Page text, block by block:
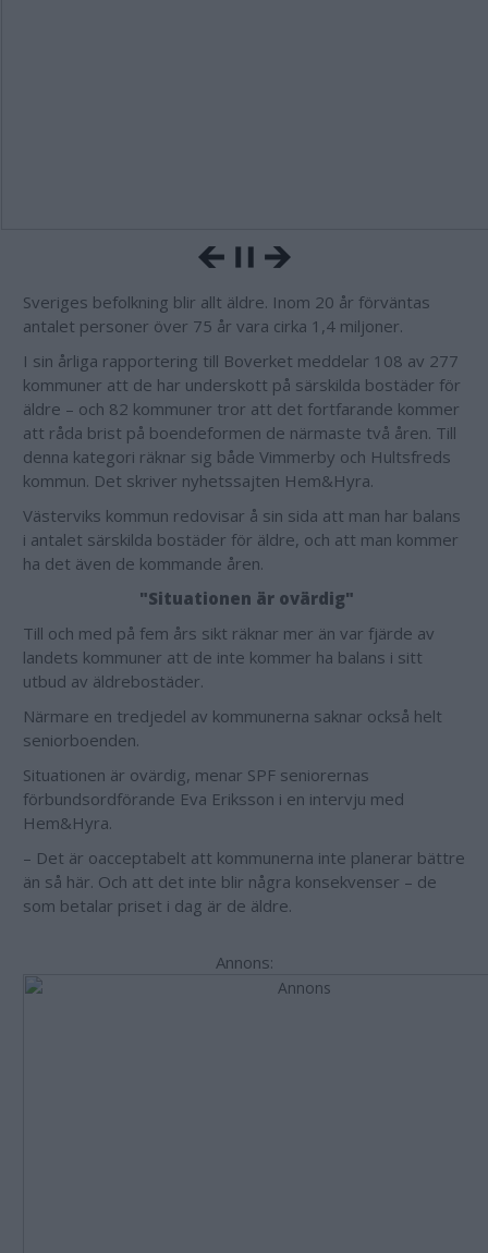
Sveriges befolkning blir allt äldre. Inom 20 år förväntas
antalet personer över 75 år vara cirka 1,4 miljoner.
I sin årliga rapportering till Boverket meddelar 108 av 277
kommuner att de har underskott på särskilda bostäder för
äldre – och 82 kommuner tror att det fortfarande kommer
att råda brist på boendeformen de närmaste två åren. Till
denna kategori räknar sig både Vimmerby och Hultsfreds
kommun. Det skriver nyhetssajten Hem&Hyra.
Västerviks kommun redovisar å sin sida att man har balans
i antalet särskilda bostäder för äldre, och att man kommer
ha det även de kommande åren.
"Situationen är ovärdig"
Till och med på fem års sikt räknar mer än var fjärde av
landets kommuner att de inte kommer ha balans i sitt
utbud av äldrebostäder.
Närmare en tredjedel av kommunerna saknar också helt
seniorboenden.
Situationen är ovärdig, menar SPF seniorernas
förbundsordförande Eva Eriksson i en intervju med
Hem&Hyra.
– Det är oacceptabelt att kommunerna inte planerar bättre
än så här. Och att det inte blir några konsekvenser – de
som betalar priset i dag är de äldre.
Annons: